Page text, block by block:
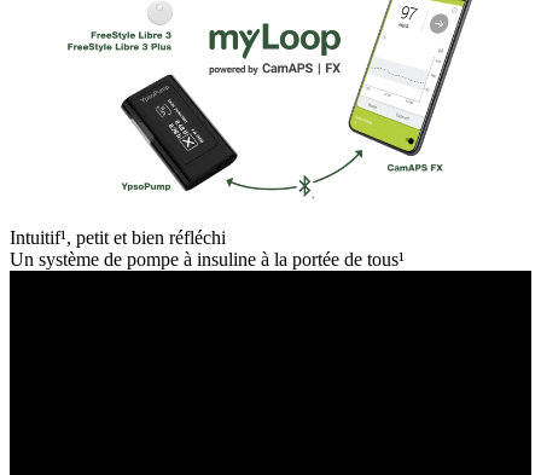
Intuitif¹, petit et bien réfléchi
Un système de pompe à insuline à la portée de tous¹